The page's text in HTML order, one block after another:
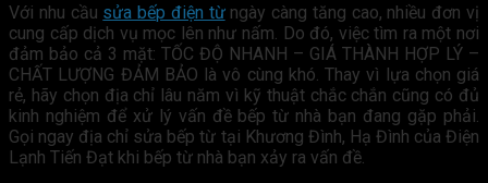
Với nhu cầu sửa bếp điện từngày càng tăng cao, nhiều đơn vị
cung cấp dịch vụ mọc lên như nấm. Do đó, việc tìm ra một nơi
đảm bảo cả 3 mặt: TỐC ĐỘ NHANH – GIÁ THÀNH HỢP LÝ –
CHẤT LƯỢNG ĐẢM BẢO là vô cùng khó. Thay vì lựa chọn giá
rẻ, hãy chọn địa chỉ lâu năm vì kỹ thuật chắc chắn cũng có đủ
kinh nghiệm để xử lý vấn đề bếp từ nhà bạn đang gặp phải.
Gọi ngay địa chỉ sửa bếp từ tại Khương Đình, Hạ Đình của Điện
Lạnh Tiến Đạt khi bếp từ nhà bạn xảy ra vấn đề.